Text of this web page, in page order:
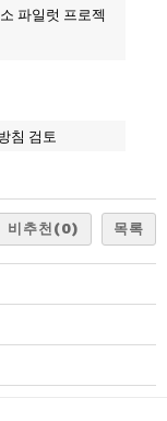
파일럿 프로젝
침 검토
비추천 (0) 목록